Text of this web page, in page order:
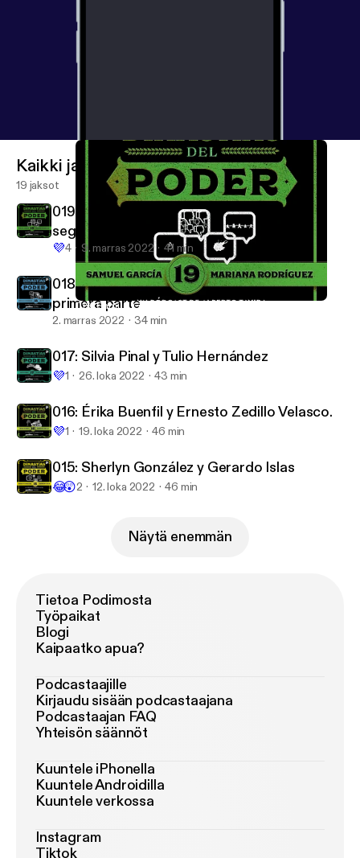
019: Samuel García y Mariana Rodríguez, segunda parte
Dinastías del Poder
Kaikki jaksot
19 jaksot
019: Samuel García y Mariana Rodríguez,
segunda parte
💜4 9. marras 2022 41 min
018: Mariana Rodríguez y Samuel García,
primera parte
2. marras 2022 34 min
017: Silvia Pinal y Tulio Hernández
💜1 26. loka 2022 43 min
016: Érika Buenfil y Ernesto Zedillo Velasco.
💜1 19. loka 2022 46 min
015: Sherlyn González y Gerardo Islas
😂😲2 12. loka 2022 46 min
Näytä enemmän
Tietoa Podimosta
Työpaikat
Blogi
Kaipaatko apua?
Podcastaajille
Kirjaudu sisään podcastaajana
Podcastaajan FAQ
Yhteisön säännöt
Kuuntele iPhonella
Kuuntele Androidilla
Kuuntele verkossa
Instagram
Tiktok